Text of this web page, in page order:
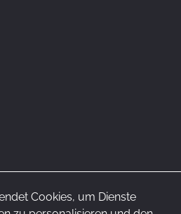
Cookies, um Dienste